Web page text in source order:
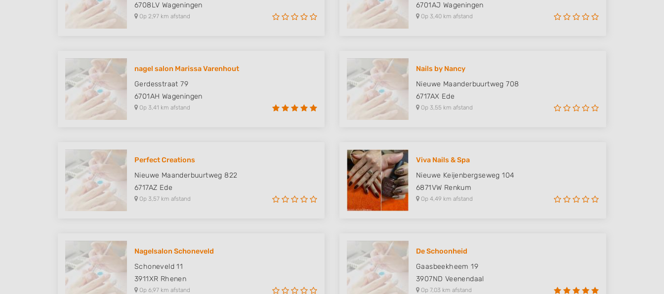
6708LV Wageningen
Op 2,97 km afstand
6701AJ Wageningen
Op 3,40 km afstand
nagel salon Marissa Varenhout
Gerdesstraat 79
6701AH Wageningen
Op 3,41 km afstand
Nails by Nancy
Nieuwe Maanderbuurtweg 708
6717AX Ede
Op 3,55 km afstand
Perfect Creations
Nieuwe Maanderbuurtweg 822
6717AZ Ede
Op 3,57 km afstand
Viva Nails & Spa
Nieuwe Keijenbergseweg 104
6871VW Renkum
Op 4,49 km afstand
Nagelsalon Schoneveld
Schoneveld 11
3911XR Rhenen
Op 6,97 km afstand
De Schoonheid
Gaasbeekheem 19
3907ND Veenendaal
Op 7,03 km afstand